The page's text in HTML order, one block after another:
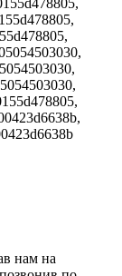
нам на